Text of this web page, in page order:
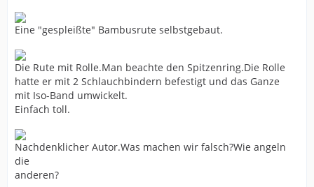
Eine "gespleißte" Bambusrute selbstgebaut.
Die Rute mit Rolle.Man beachte den Spitzenring.Die Rolle
hatte er mit 2 Schlauchbindern befestigt und das Ganze
mit Iso-Band umwickelt.
Einfach toll.
Nachdenklicher Autor.Was machen wir falsch?Wie angeln
die
anderen?